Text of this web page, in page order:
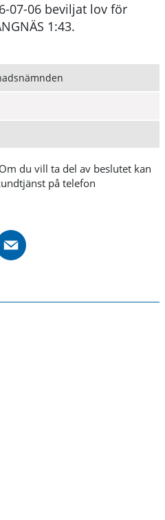
07-06 beviljat lov för
1:43.
du vill ta del av beslutet kan
på telefon